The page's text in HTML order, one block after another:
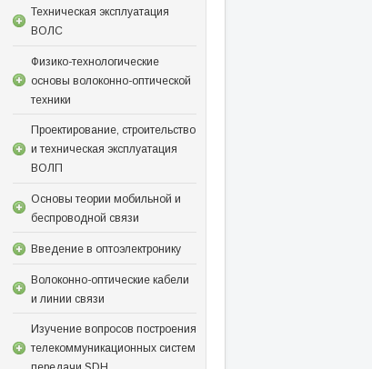
Техническая эксплуатация
ВОЛС
Физико-технологические
основы волоконно-оптической
техники
Проектирование, строительство
и техническая эксплуатация
ВОЛП
Основы теории мобильной и
беспроводной связи
Введение в оптоэлектронику
Волоконно-оптические кабели
и линии связи
Изучение вопросов построения
телекоммуникационных систем